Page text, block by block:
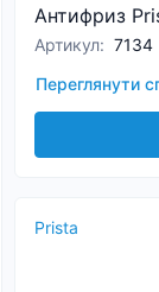
Антифриз
Артикул: 7134
Переглянути
Prista